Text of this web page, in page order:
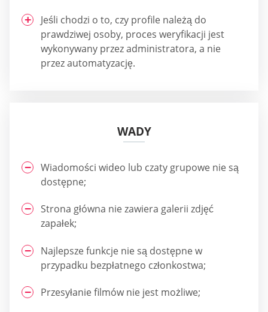
Jeśli chodzi o to, czy profile należą do
prawdziwej osoby, proces weryfikacji jest
wykonywany przez administratora, a nie
przez automatyzację.
WADY
Wiadomości wideo lub czaty grupowe nie są
dostępne;
Strona główna nie zawiera galerii zdjęć
zapałek;
Najlepsze funkcje nie są dostępne w
przypadku bezpłatnego członkostwa;
Przesyłanie filmów nie jest możliwe;